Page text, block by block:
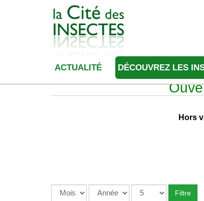
ACTUALITÉ DÉCOUVREZ LES
Hors
Filtre